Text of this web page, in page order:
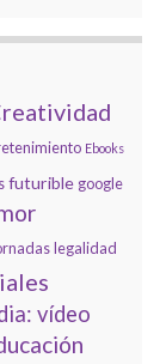
Ebooks
futurible google
legalidad
vídeo